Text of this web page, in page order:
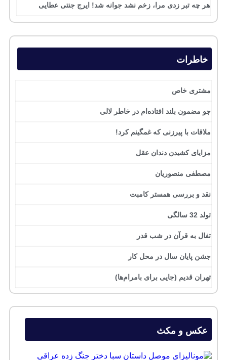
هر چه تبر زدی مرا، زخم نشد جوانه شد! ایرج جنتی عطایی
خاطرات
مشتری خاص
چو مضمون بلند افتاده‌ام در خاطر لالی
ملاقات با پیرزنی که غمگینم کرد!
مزایای کشیدن دندان عقل
مصطفی منصوریان
نقد و بررسی همستر کامبت
تولد 32 سالگی
تفال به قرآن در شب قدر
جشن پایان سال در محل کار
تهران قدیم (جایی برای بامرام‌ها)
عکس و مکث